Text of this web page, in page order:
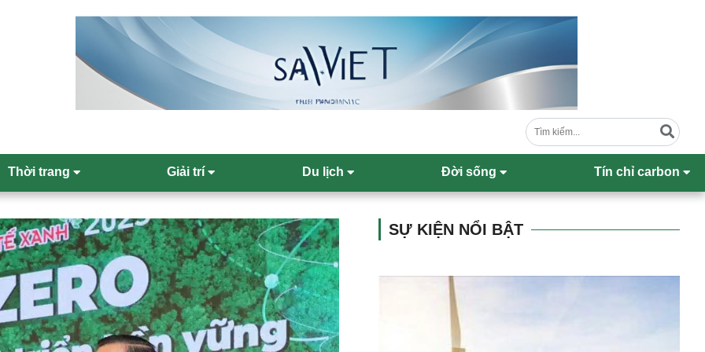
Thời trang Giải trí Du lịch Đời sống Tín chỉ carbon
SỰ KIỆN NỔI BẬT